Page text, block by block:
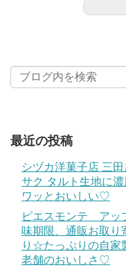
最近の投稿
シヅカ洋菓子店 三
サク タルト生地に
ワッとおいしい♡
ピエスモンテ アッ
味期限、通販お取
り☆たっぷりの自家
老舗のおいしさ♡